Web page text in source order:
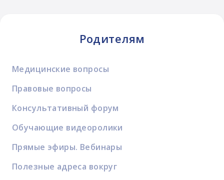
Родителям
Медицинские вопросы
Правовые вопросы
Консультативный форум
Обучающие видеоролики
Прямые эфиры. Вебинары
Полезные адреса вокруг